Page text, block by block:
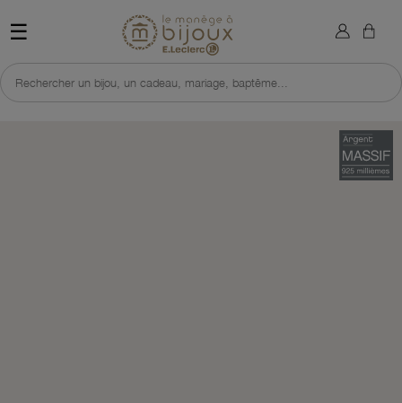
☰ Retour à l'accueil du site
Rechercher un bijou, un cadeau, mariage, baptême...
×